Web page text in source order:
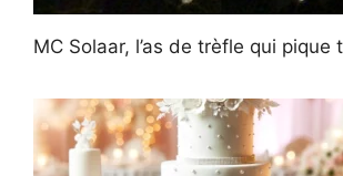
MC Solaar, l’as de trèfle qui